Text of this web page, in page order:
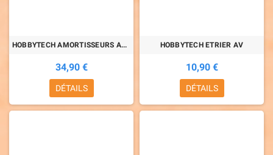
HOBBYTECH AMORTISSEURS ALU 105mm
34,90 €
DÉTAILS
HOBBYTECH ETRIER AV
10,90 €
DÉTAILS